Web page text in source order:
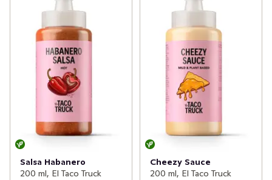
Salsa Habanero
200 ml, El Taco Truck
Cheezy Sauce
200 ml, El Taco Truck